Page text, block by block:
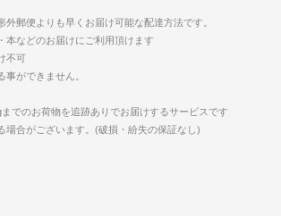
外郵便よりも早くお届け可能な配達方法です。
本などのお届けにご利用頂けます
不可
事ができません。
でのお荷物を追跡ありでお届けするサービスです
場合がございます。(破損・紛失の保証なし)